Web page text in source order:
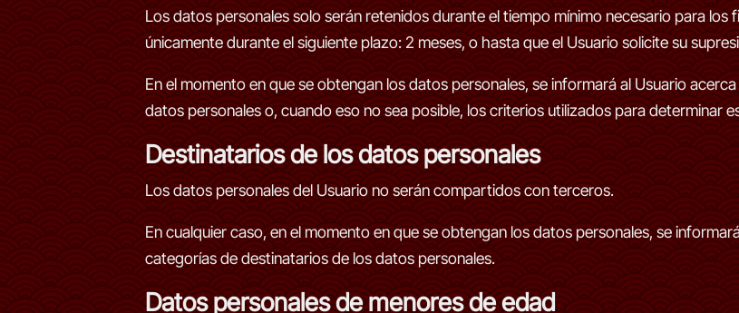
Los datos personales solo serán retenidos durante el tiempo mínimo necesario para los
únicamente durante el siguiente plazo: 2 meses, o hasta que el Usuario solicite su
En el momento en que se obtengan los datos personales, se informará al Usuario
datos personales o, cuando eso no sea posible, los criterios utilizados para determinar
Destinatarios de los datos personales
Los datos personales del Usuario no serán compartidos con terceros.
En cualquier caso, en el momento en que se obtengan los datos personales, se
categorías de destinatarios de los datos personales.
Datos personales de menores de edad